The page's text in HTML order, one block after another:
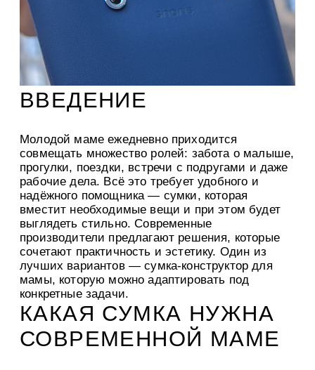
ВВЕДЕНИЕ
Молодой маме ежедневно приходится
совмещать множество ролей: забота о малыше,
прогулки, поездки, встречи с подругами и даже
рабочие дела. Всё это требует удобного и
надёжного помощника — сумки, которая
вместит необходимые вещи и при этом будет
выглядеть стильно. Современные
производители предлагают решения, которые
сочетают практичность и эстетику. Один из
лучших вариантов — сумка-конструктор для
мамы, которую можно адаптировать под
конкретные задачи.
КАКАЯ СУМКА НУЖНА
СОВРЕМЕННОЙ МАМЕ